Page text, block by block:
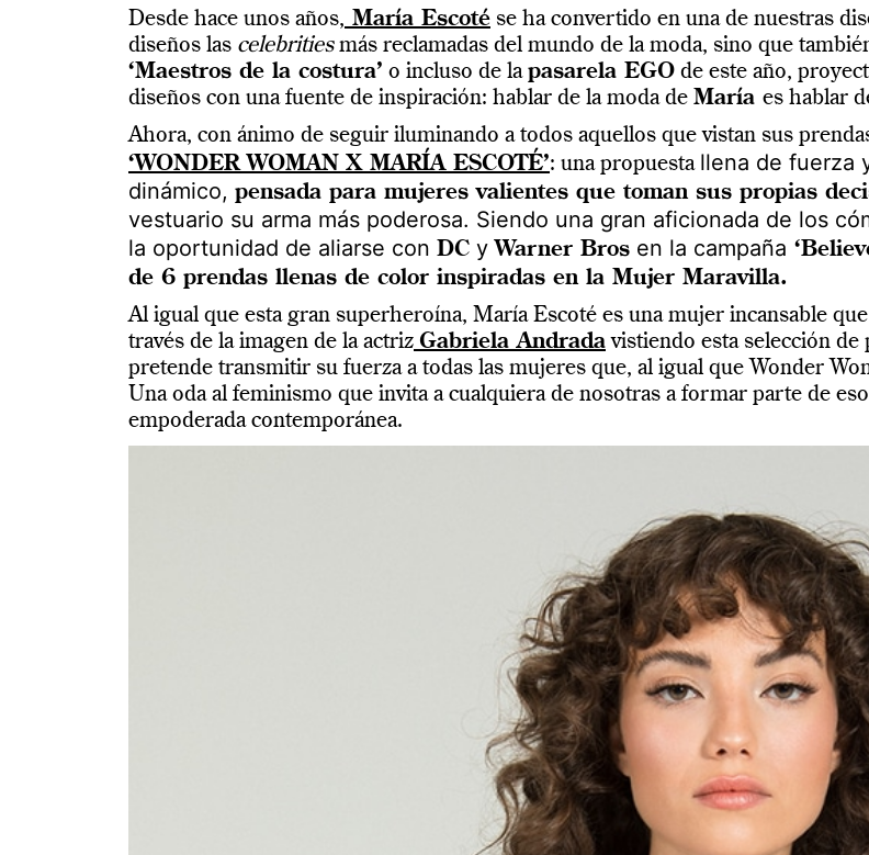
Desde hace unos años, María Escoté se ha convertido en una de nuestras
diseños las celebritiesmás reclamadas del mundo de la moda, sino que
‘Maestros de la costura’ o incluso de la pasarela EGO de este año,
diseños con una fuente de inspiración: hablar de la moda de María es hablar
Ahora, con ánimo de seguir iluminando a todos aquellos que vistan sus
‘WONDER WOMAN X MARÍA ESCOTÉ’: una propuesta llena de fuerza
dinámico, pensada para mujeres valientes que toman sus propias
vestuario su arma más poderosa. Siendo una gran aficionada de los
la oportunidad de aliarse con DC yWarner Bros en la campaña
de 6 prendas llenas de color inspiradas en la Mujer Maravilla.
Al igual que esta gran superheroína, María Escoté es una mujer incansable
través de la imagen de la actriz Gabriela Andrada vistiendo esta selección de
pretende transmitir su fuerza a todas las mujeres que, al igual que Wonder
Una oda al feminismo que invita a cualquiera de nosotras a formar parte de
empoderada contemporánea.